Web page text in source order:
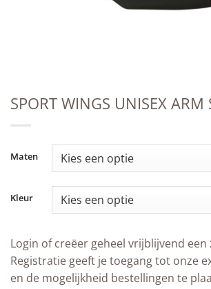
SPORT WINGS UNISEX ARM
Maten
Kleur
Login of creëer geheel vrijblijvend een
Registratie geeft je toegang tot onze
en de mogelijkheid bestellingen te